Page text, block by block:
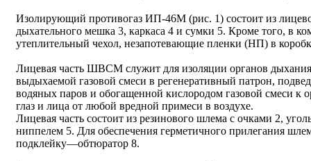
Изолирующий противогаз ИП-46М (рис. 1) состоит из
дыхательного мешка 3, каркаса 4 и сумки 5. Кроме того, в
утеплительный чехол, незапотевающие пленки (НП) в
Лицевая часть ШВСМ служит для изоляции органов
выдыхаемой газовой смеси в регенеративный патрон,
водяных паров и обогащенной кислородом газовой смеси к
глаз и лица от любой вредной примеси в воздухе.
Лицевая часть состоит из резинового шлема с очками 2,
ниппелем 5. Для обеспечения герметичного прилегания
подклейку—обтюратор 8.